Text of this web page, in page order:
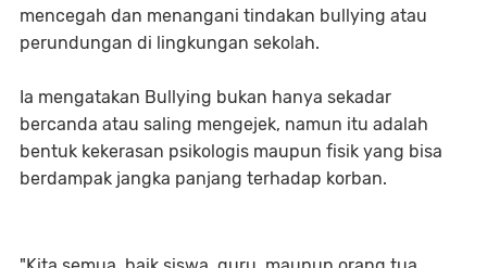
mencegah dan menangani tindakan bullying atau
perundungan di lingkungan sekolah.
Ia mengatakan Bullying bukan hanya sekadar
bercanda atau saling mengejek, namun itu adalah
bentuk kekerasan psikologis maupun fisik yang bisa
berdampak jangka panjang terhadap korban.